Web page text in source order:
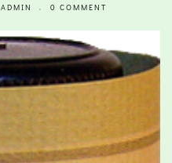
ADMIN 0 COMMENT